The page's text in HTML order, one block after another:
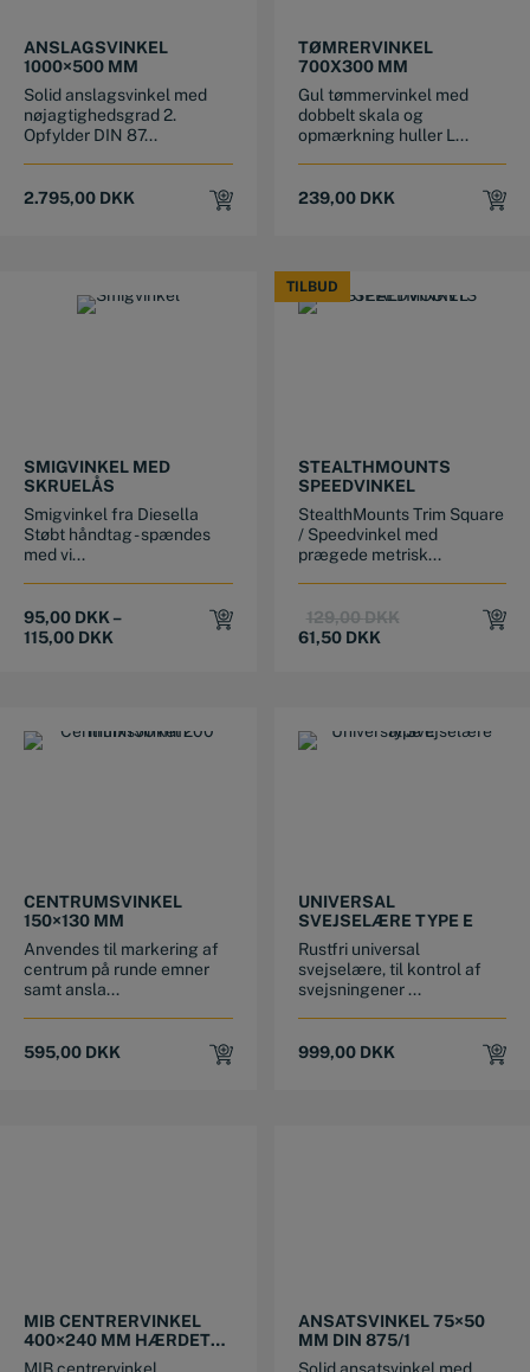
ANSLAGSVINKEL
1000×500 MM
Solid anslagsvinkel med
nøjagtighedsgrad 2.
Opfylder DIN 87...
2.795,00 DKK
TØMRERVINKEL
700X300 MM
Gul tømmervinkel med
dobbelt skala og
opmærkning huller L...
239,00 DKK
SMIGVINKEL MED
SKRUELÅS
Smigvinkel fra Diesella
Støbt håndtag - spændes
med vi...
95,00 DKK –
115,00 DKK
TILBUD
TILBUD
STEALTHMOUNTS
SPEEDVINKEL
StealthMounts Trim Square
/ Speedvinkel med
prægede metrisk...
129,00DKKOriginal
61,50 DKK
Current
CENTRUMSVINKEL
150×130 MM
Anvendes til markering af
centrum på runde emner
samt ansla...
595,00 DKK
UNIVERSAL
SVEJSELÆRE TYPE E
Rustfri universal
svejselære, til kontrol af
svejsningener ...
999,00 DKK
MIB CENTRERVINKEL
400×240 MM HÆRDET
SORTFARVET
MIB centrervinkel
ANSATSVINKEL 75×50
MM DIN 875/1
Solid ansatsvinkel med